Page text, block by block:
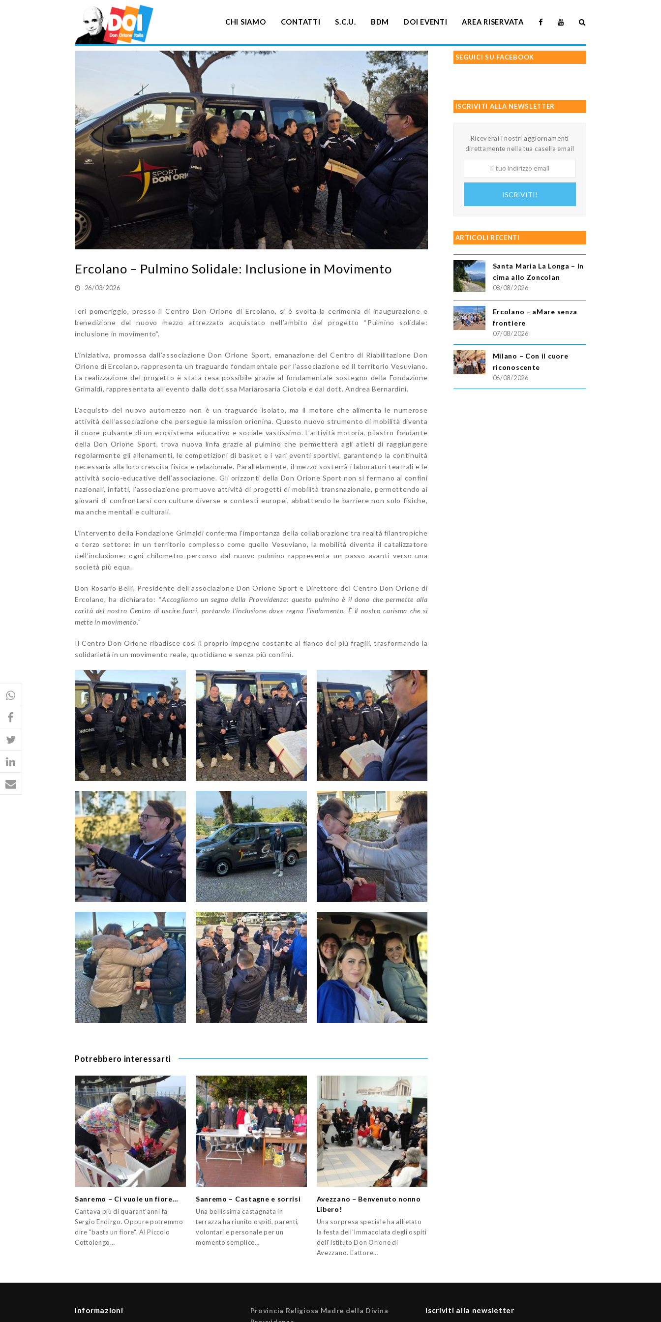
CHI SIAMO CONTATTI S.C.U. BDM DOI EVENTI AREA RISERVATA
Ercolano – Pulmino Solidale: Inclusione in Movimento
26/03/2026
Ieri pomeriggio, presso il Centro Don Orione di Ercolano, si è svolta la cerimonia di inaugurazione e
benedizione del nuovo mezzo attrezzato acquistato nell’ambito del progetto “Pulmino solidale:
inclusione in movimento”.
L’iniziativa, promossa dall’associazione Don Orione Sport, emanazione del Centro di Riabilitazione Don
Orione di Ercolano, rappresenta un traguardo fondamentale per l’associazione ed il territorio Vesuviano.
La realizzazione del progetto è stata resa possibile grazie al fondamentale sostegno della Fondazione
Grimaldi, rappresentata all’evento dalla dott.ssa Mariarosaria Ciotola e dal dott. Andrea Bernardini.
L’acquisto del nuovo automezzo non è un traguardo isolato, ma il motore che alimenta le numerose
attività dell’associazione che persegue la mission orionina. Questo nuovo strumento di mobilità diventa
il cuore pulsante di un ecosistema educativo e sociale vastissimo. L’attività motoria, pilastro fondante
della Don Orione Sport, trova nuova linfa grazie al pulmino che permetterà agli atleti di raggiungere
regolarmente gli allenamenti, le competizioni di basket e i vari eventi sportivi, garantendo la continuità
necessaria alla loro crescita fisica e relazionale. Parallelamente, il mezzo sosterrà i laboratori teatrali e le
attività socio-educative dell’associazione. Gli orizzonti della Don Orione Sport non si fermano ai confini
nazionali, infatti, l’associazione promuove attività di progetti di mobilità transnazionale, permettendo ai
giovani di confrontarsi con culture diverse e contesti europei, abbattendo le barriere non solo fisiche,
ma anche mentali e culturali.
L’intervento della Fondazione Grimaldi conferma l’importanza della collaborazione tra realtà filantropiche
e terzo settore: in un territorio complesso come quello Vesuviano, la mobilità diventa il catalizzatore
dell’inclusione: ogni chilometro percorso dal nuovo pulmino rappresenta un passo avanti verso una
società più equa.
Don Rosario Belli, Presidente dell’associazione Don Orione Sport e Direttore del Centro Don Orione di
Ercolano, ha dichiarato: “Accogliamo un segno della Provvidenza: questo pulmino è il dono che permette alla
carità del nostro Centro di uscire fuori, portando l’inclusione dove regna l’isolamento. È il nostro carisma che si
mette in movimento.”
Il Centro Don Orione ribadisce così il proprio impegno costante al fianco dei più fragili, trasformando la
solidarietà in un movimento reale, quotidiano e senza più confini.
Potrebbero interessarti
Sanremo – Ci vuole un fiore…
Cantava più di quarant'anni fa
Sergio Endirgo. Oppure potremmo
dire "basta un fiore". Al Piccolo
Cottolengo…
Sanremo – Castagne e sorrisi
Una bellissima castagnata in
terrazza ha riunito ospiti, parenti,
volontari e personale per un
momento semplice…
Avezzano – Benvenuto nonno
Libero!
Una sorpresa speciale ha allietato
la festa dell'Immacolata degli ospiti
dell'Istituto Don Orione di
Avezzano. L'attore…
SEGUICI SU FACEBOOK
ISCRIVITI ALLA NEWSLETTER
Riceverai i nostri aggiornamenti
direttamente nella tua casella email
ISCRIVITI!
ARTICOLI RECENTI
Santa Maria La Longa – In
cima allo Zoncolan
08/08/2026
Ercolano – aMare senza
frontiere
07/08/2026
Milano – Con il cuore
riconoscente
06/08/2026
Informazioni
Provincia Religiosa Madre della Divina
Iscriviti alla newsletter